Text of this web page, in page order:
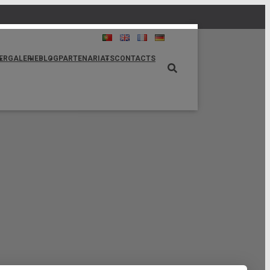
GALERIEBLOG PARTENARIATSCONTACTS